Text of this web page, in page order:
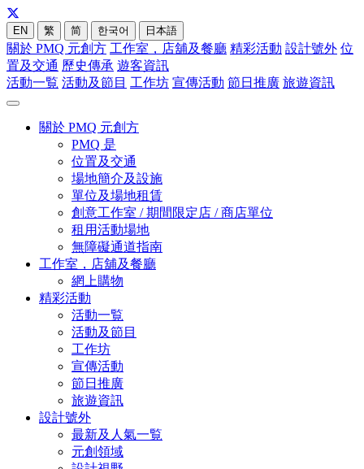
EN 繁 简 한국어 日本語
關於 PMQ 元創方 工作室，店舖及餐廳 精彩活動 設計號外 位
置及交通 歷史傳承 遊客資訊
活動一覧 活動及節目 工作坊 宣傳活動 節日推廣 旅遊資訊
關於 PMQ 元創方
PMQ 是
位置及交通
場地簡介及設施
單位及場地租賃
創意工作室 / 期間限定店 / 商店單位
租用活動場地
無障礙通道指南
工作室，店舖及餐廳
網上購物
精彩活動
活動一覧
活動及節目
工作坊
宣傳活動
節日推廣
旅遊資訊
設計號外
最新及人氣一覧
元創領域